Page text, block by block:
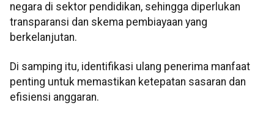
negara di sektor pendidikan, sehingga diperlukan
transparansi dan skema pembiayaan yang
berkelanjutan.
Di samping itu, identifikasi ulang penerima manfaat
penting untuk memastikan ketepatan sasaran dan
efisiensi anggaran.